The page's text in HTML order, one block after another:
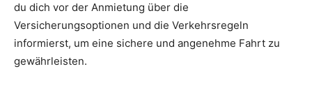
du dich vor der Anmietung über die
Versicherungsoptionen und die Verkehrsregeln
informierst, um eine sichere und angenehme Fahrt zu
gewährleisten.